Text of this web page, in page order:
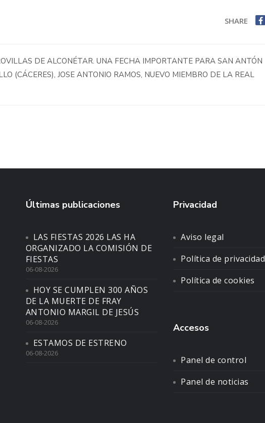
SHARE
DE ALCONÉTAR. UNA FECHA IMPORTANTE PARA SAN ANTÓN
(CÁCERES), JOSE ANTONIO RAMOS, NUEVO MIEMBRO DE LA REAL
Últimas publicaciones
LAS FIESTAS 2026 LAS HA
ORGANIZADO LA COMISIÓN DE
FIESTAS
06-08-2026
HOY SE CUMPLEN 300 AÑOS
DE LA MUERTE DE FRAY
ANTONIO MARGIL DE JESÚS
06-08-2026
ESTAMOS DE ESTRENO
06-08-2026
Privacidad
Aviso legal
Política de privacidad
Política de cookies
Accesos
Panel de control
Panel de noticias